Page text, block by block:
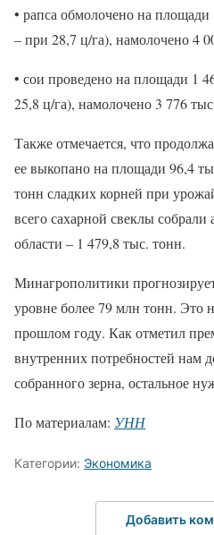
• рапса обмолочено на
– при 28,7 ц/га), намолочено 4
• сои проведено на площади 1
25,8 ц/га), намолочено 3 776
Также отмечается, что
ее выкопано на площади 96,4
тонн сладких корней при
всего сахарной свеклы
области – 1 479,8 тыс. тонн.
Минагрополитики
уровне более 79 млн тонн. Это
прошлом году. Как отметил
внутренних потребностей нам
собранного зерна, остальное
По материалам: УНН
Категории: Экономика
Добавить